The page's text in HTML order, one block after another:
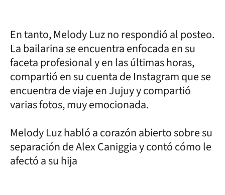
En tanto, Melody Luz no respondió al posteo.
La bailarina se encuentra enfocada en su
faceta profesional y en las últimas horas,
compartió en su cuenta de Instagram que se
encuentra de viaje en Jujuy y compartió
varias fotos, muy emocionada.
Melody Luz habló a corazón abierto sobre su
separación de Alex Caniggia y contó cómo le
afectó a su hija